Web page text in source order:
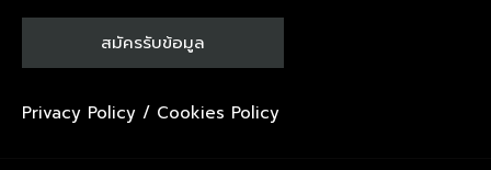
Privacy Policy / Cookies Policy